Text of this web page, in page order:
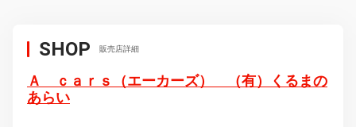
SHOP 販売店詳細
Ａ ｃａｒｓ（エーカーズ） （有）くるまの
あらい